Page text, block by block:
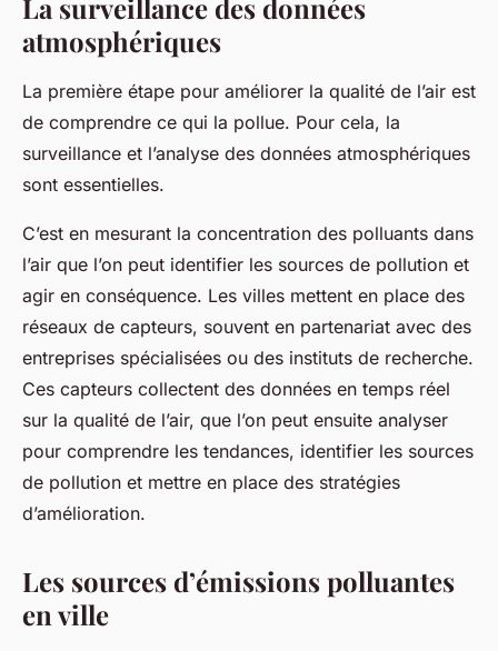
La surveillance des données
atmosphériques
La première étape pour améliorer la qualité de l’air est
de comprendre ce qui la pollue. Pour cela, la
surveillance et l’analyse des données atmosphériques
sont essentielles.
C’est en mesurant la concentration des polluants dans
l’air que l’on peut identifier les sources de pollution et
agir en conséquence. Les villes mettent en place des
réseaux de capteurs, souvent en partenariat avec des
entreprises spécialisées ou des instituts de recherche.
Ces capteurs collectent des données en temps réel
sur la qualité de l’air, que l’on peut ensuite analyser
pour comprendre les tendances, identifier les sources
de pollution et mettre en place des stratégies
d’amélioration.
Les sources d’émissions polluantes
en ville